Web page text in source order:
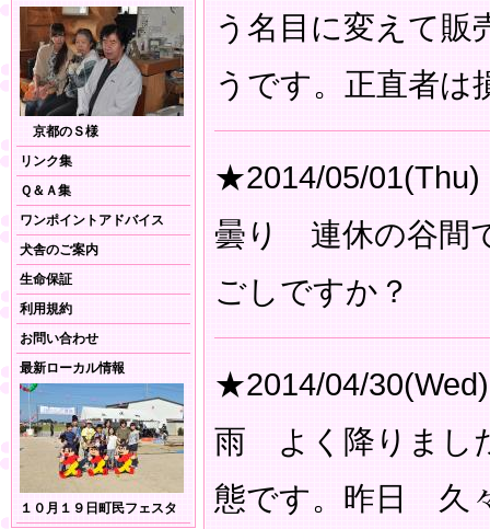
京都のＳ様
リンク集
Ｑ＆Ａ集
ワンポイントアドバイス
犬舎のご案内
生命保証
利用規約
お問い合わせ
最新ローカル情報
１０月１９日町民フェスタ
う名目に変えて販
うです。正直者は
★2014/05/01(Thu)
曇り 連休の谷間
ごしですか？
★2014/04/30(Wed)
雨 よく降りまし
態です。昨日 久